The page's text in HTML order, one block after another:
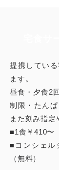
提携してい
ます。
昼食・夕食2
制限・たんぱ
また刻み指定
■1食￥410〜
■コンシェル
（無料）